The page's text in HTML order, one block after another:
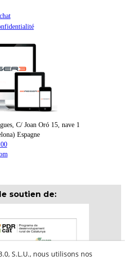
C/ Joan Oró 15, nave 1
) Espagne
soutien de:
S.L.U., nous utilisons nos